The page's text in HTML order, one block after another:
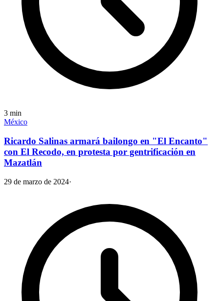
3 min
México
Ricardo Salinas armará bailongo en "El Encanto"
con El Recodo, en protesta por gentrificación en
Mazatlán
29 de marzo de 2024·